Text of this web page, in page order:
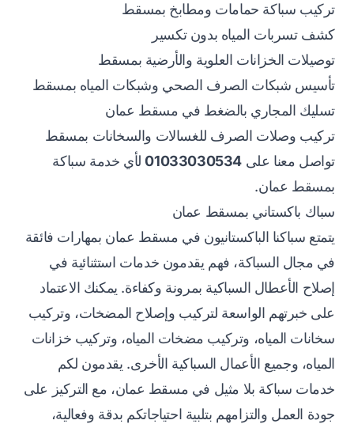
تركيب سباكة حمامات ومطابخ بمسقط
كشف تسربات المياه بدون تكسير
توصيلات الخزانات العلوية والأرضية بمسقط
تأسيس شبكات الصرف الصحي وشبكات المياه بمسقط
تسليك المجاري بالضغط في مسقط عمان
تركيب وصلات الصرف للغسالات والسخانات بمسقط
تواصل معنا على 01033030534لأي خدمة سباكة
بمسقط عمان.
سباك باكستاني بمسقط عمان
يتمتع سباكنا الباكستانيون في مسقط عمان بمهارات فائقة
في مجال السباكة، فهم يقدمون خدمات استثنائية في
إصلاح الأعطال السباكية بمرونة وكفاءة. يمكنك الاعتماد
على خبرتهم الواسعة لتركيب وإصلاح المضخات، وتركيب
سخانات المياه، وتركيب مضخات المياه، وتركيب خزانات
المياه، وجميع الأعمال السباكية الأخرى. يقدمون لكم
خدمات سباكة بلا مثيل في مسقط عمان، مع التركيز على
جودة العمل والتزامهم بتلبية احتياجاتكم بدقة وفعالية،